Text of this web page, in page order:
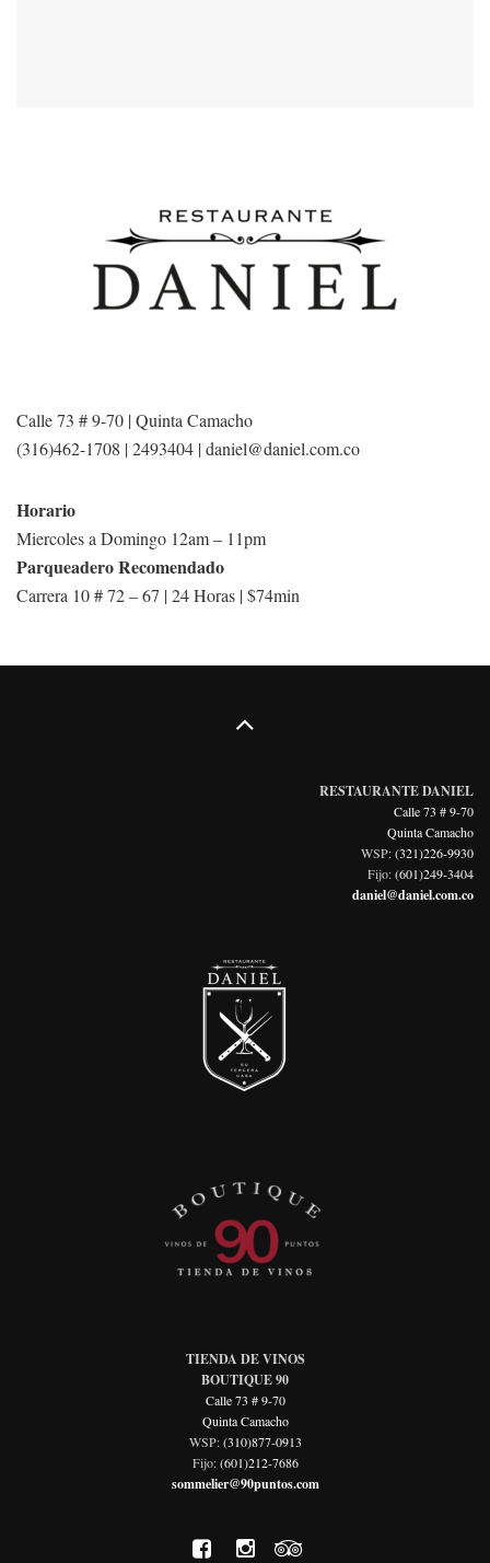
Calle 73 # 9-70 |Quinta Camacho
(316)462-1708 |2493404 |daniel@daniel.com.co
Horario
Miercoles a Domingo 12am – 11pm
Parqueadero Recomendado
Carrera 10 # 72 – 67 | 24 Horas | $74min
RESTAURANTE DANIEL
Calle 73 # 9-70
Quinta Camacho
WSP:(321)226-9930
Fijo:(601)249-3404
daniel@daniel.com.co
TIENDA DE VINOS
BOUTIQUE 90
Calle 73 # 9-70
Quinta Camacho
WSP:(310)877-0913
Fijo:(601)212-7686
sommelier@90puntos.com